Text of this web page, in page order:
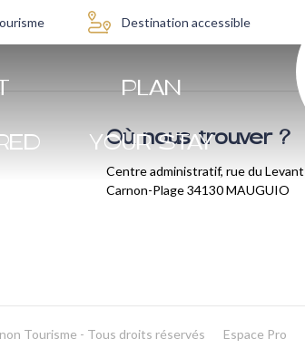
Destination accessible
PLAN
YOUR STAY
Où nous trouver ?
Centre administratif, rue du Levant
Carnon-Plage 34130 MAUGUIO
Tourisme - Tous droits réservés Espace Pro